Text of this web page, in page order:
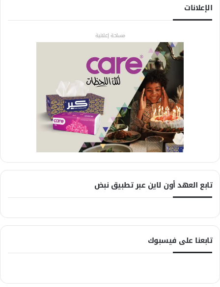
الإعلانات
مساحة إعلانية
تابع العهد أون لاين عبر تطبيق نبض
تابعنا على فيسبوك